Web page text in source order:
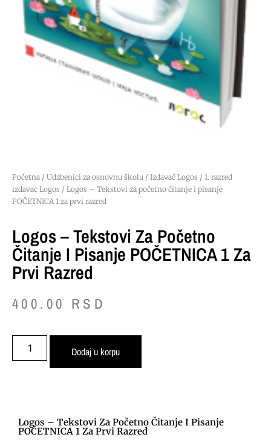
Početna / Udzbenici za osnovnu školu / Izdavač Logos / 1. razred
izdavac Logos / Logos – Tekstovi za početno čitanje i pisanje
POČETNICA 1 za prvi razred
Logos – Tekstovi Za Početno
Čitanje I Pisanje POČETNICA 1 Za
Prvi Razred
400.00 RSD
Dodaj u korpu
Logos – Tekstovi Za Početno Čitanje I Pisanje
POČETNICA 1 Za Prvi Razred